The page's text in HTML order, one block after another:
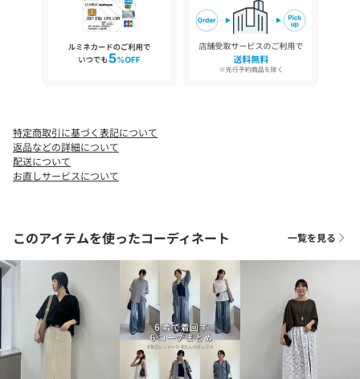
シーンによってスタイリングに広がりを持たせ
手にする方の様々な可能性を込めたアイテムをラインアップ。
ク等が多少変更になる可能性がございます。
予めご了承ください。
※トップの画像は、光の具合で色味が違って見える場合がありま
◆気になる商品は「お気に入り」登録を◆
ハートマークをクリックし、お好きなカラーを選んでお気に入り
に登録すると
入荷情報や残り1点の通知、完売カラーの再入荷、セール情報など
を受け取ることができます。
特定商取引に基づく表記について
返品などの詳細について
配送について
お直しサービスについて
このアイテムを使ったコーディネート 一覧を見る